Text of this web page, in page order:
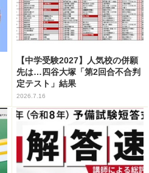
【中学受験2027】人気校の併願
先は…四谷大塚「第2回合不合判
定テスト」結果
2026.7.16